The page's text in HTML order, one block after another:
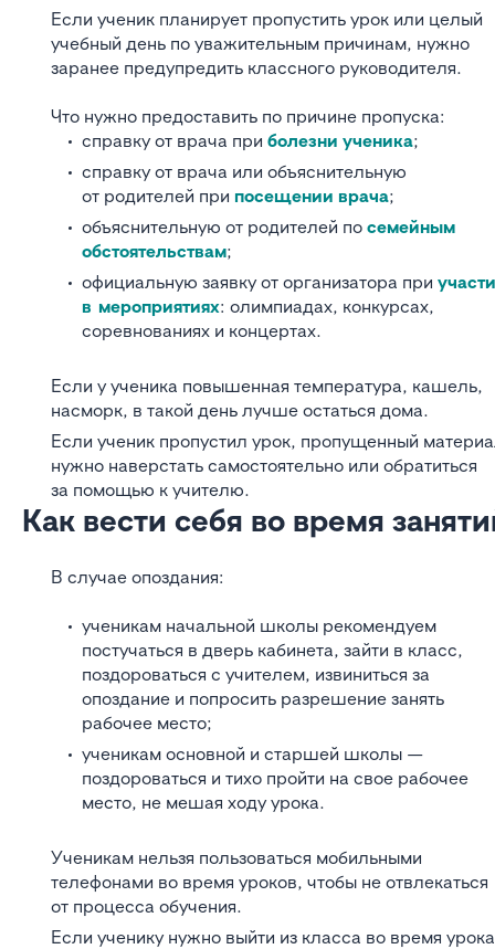
Если ученик планирует пропустить урок или целый
учебный день по уважительным причинам, нужно
заранее предупредить классного руководителя.
Что нужно предоставить по причине пропуска:
справку от врача при болезни ученика;
справку от врача или объяснительную
от родителей при посещении врача;
объяснительную от родителей по семейным
обстоятельствам;
официальную заявку от организатора при
в мероприятиях: олимпиадах, конкурсах,
соревнованиях и концертах.
Если у ученика повышенная температура, кашель,
насморк, в такой день лучше остаться дома.
Если ученик пропустил урок, пропущенный
нужно наверстать самостоятельно или обратиться
за помощью к учителю.
Как вести себя во время
В случае опоздания:
ученикам начальной школы рекомендуем
постучаться в дверь кабинета, зайти в класс,
поздороваться с учителем, извиниться за
опоздание и попросить разрешение занять
рабочее место;
ученикам основной и старшей школы —
поздороваться и тихо пройти на свое рабочее
место, не мешая ходу урока.
Ученикам нельзя пользоваться мобильными
телефонами во время уроков, чтобы не отвлекаться
от процесса обучения.
Если ученику нужно выйти из класса во время